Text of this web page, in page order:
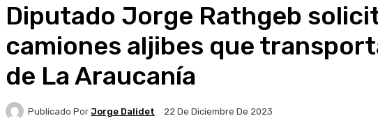
Diputado Jorge Rathgeb
camiones aljibes que
de La Araucanía
Publicado Por Jorge Dalidet 22 De Diciembre De 2023